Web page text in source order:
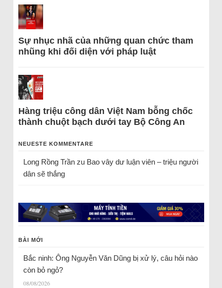
Sự nhục nhã của những quan chức tham
nhũng khi đối diện với pháp luật
Hàng triệu công dân Việt Nam bỗng chốc
thành chuột bạch dưới tay Bộ Công An
NEUESTE KOMMENTARE
Long Rồng Trầnzu Bao vây dư luận viên – triệu người
dân sẽ thắng
BÀI MỚI
Bắc ninh: Ông Nguyễn Văn Dũng bị xử lý, câu hỏi nào
còn bỏ ngỏ?
08/08/2026